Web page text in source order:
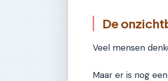
De
Veel mensen
Maar er is nog